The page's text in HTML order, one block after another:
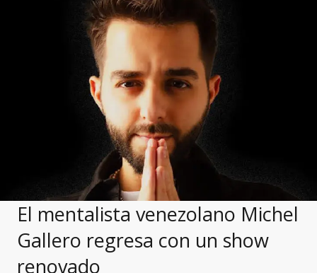
El mentalista venezolano Michel
Gallero regresa con un show
renovado